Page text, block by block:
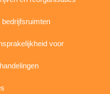
voor